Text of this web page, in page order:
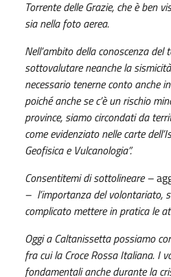
Torrente delle Grazie, che è ben
sia nella foto aerea.
Nell’ambito della conoscenza
sottovalutare neanche la
necessario tenerne conto anche
poiché anche se c’è un rischio
province, siamo circondati da
come evidenziato nelle carte
Geofisica e Vulcanologia”.
Consentitemi di sottolineare –
– l’importanza del volontariato,
complicato mettere in pratica le
Oggi a Caltanissetta possiamo
fra cui la Croce Rossa Italiana. I
fondamentali anche durante la